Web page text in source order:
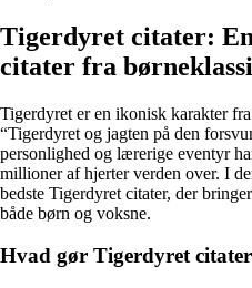
Tigerdyret citater:
citater fra
Tigerdyret er en ikonisk karakter
“Tigerdyret og jagten på den
personlighed og lærerige eventyr
millioner af hjerter verden over. I
bedste Tigerdyret citater, der
både børn og voksne.
Hvad gør Tigerdyret